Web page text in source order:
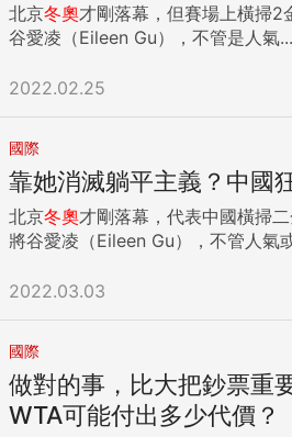
北京冬奧才剛落幕，但賽場上橫掃2
谷愛凌（Eileen Gu），不管是人氣...
2022.02.25
國際
靠她消滅躺平主義？中國
北京冬奧才剛落幕，代表中國橫掃
將谷愛凌（Eileen Gu），不管人氣
2022.03.03
國際
做對的事，比大把鈔票重
WTA可能付出多少代價？